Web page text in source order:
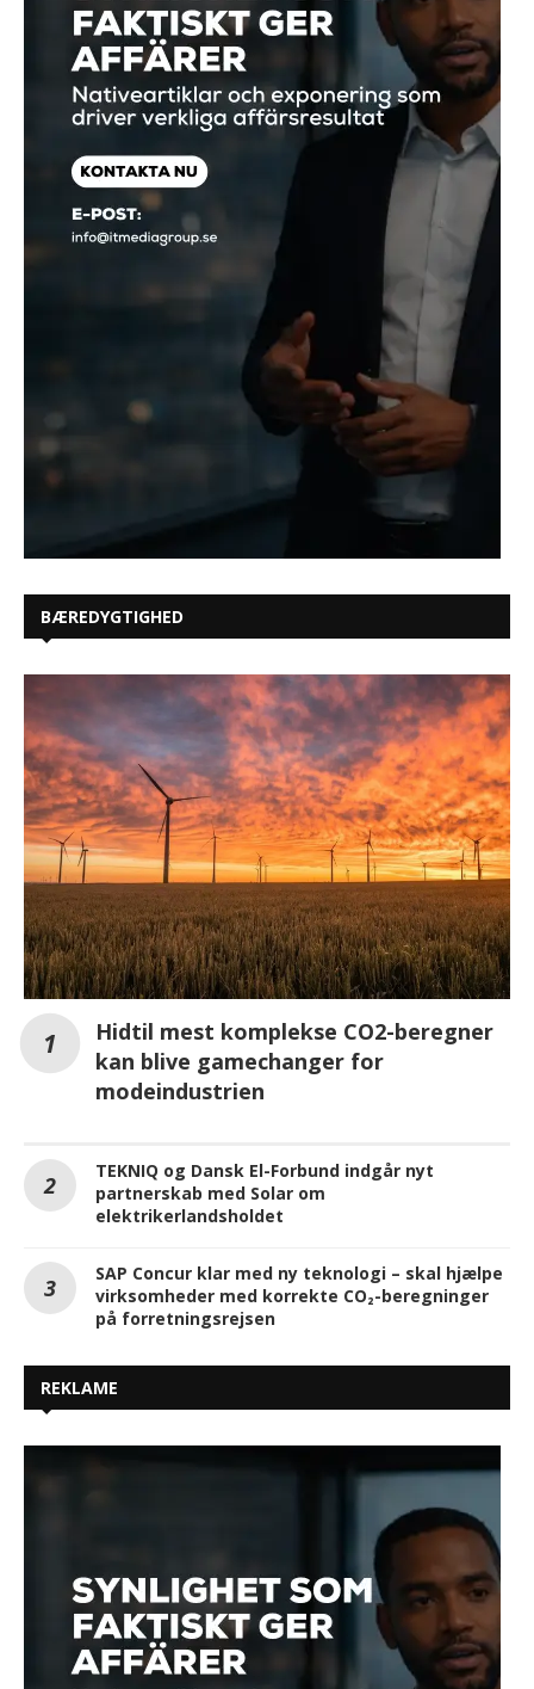
BÆREDYGTIGHED
Hidtil mest komplekse CO2-beregner
kan blive gamechanger for
modeindustrien
TEKNIQ og Dansk El-Forbund indgår nyt
partnerskab med Solar om
elektrikerlandsholdet
SAP Concur klar med ny teknologi – skal hjælpe
virksomheder med korrekte CO₂-beregninger
på forretningsrejsen
REKLAME